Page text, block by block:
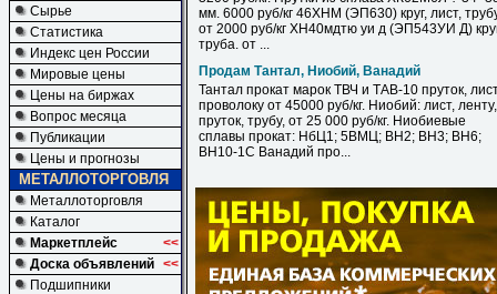
Сырье
Статистика
Индекс цен России
Мировые цены
Цены на биржах
Вопрос месяца
Публикации
Цены и прогнозы
МЕТАЛЛОТОРГОВЛЯ
Металлоторговля
Каталог
Маркетплейс
<<
Доска объявлений <<
Подшипники
мм. 6000 руб/кг 46ХНМ (ЭП630) круг, лист,
от 2000 руб/кг ХН40мдтю уи д (ЭП543УИ Д)
труба. от ...
Продам Тантал, Ниобий, Ванадий
Тантал прокат марок ТВЧ и ТАВ-10 пруток,
проволоку от 45000 руб/кг. Ниобий: лист, ленту,
пруток, трубу, от 25 000 руб/кг. Ниобиевые
сплавы прокат: НбЦ1; 5ВМЦ; ВН2; ВН3; ВН6;
ВН10-1С Ванадий про...